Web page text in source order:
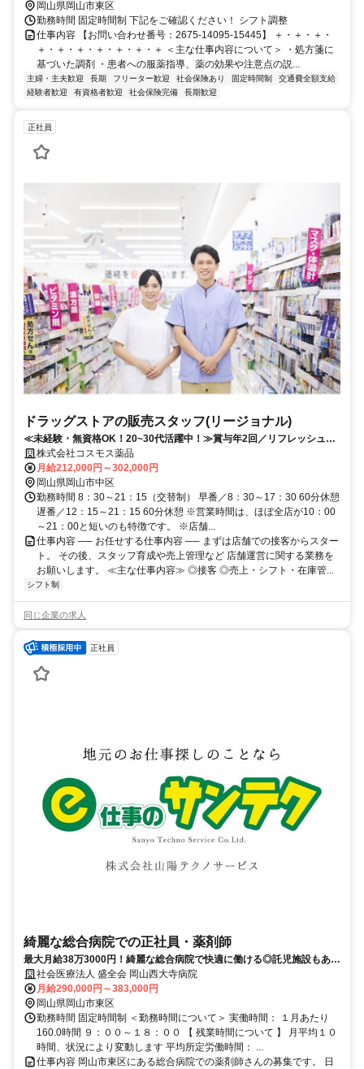
岡山県岡山市東区
勤務時間 固定時間制 下記をご確認ください！ シフト調整
仕事内容 【お問い合わせ番号：2675-14095-15445】 ＋・＋・＋・
＋・＋・＋・＋・＋・＋・＋ ＜主な仕事内容について＞ ・処方箋に
基づいた調剤 ・患者への服薬指導、薬の効果や注意点の説...
主婦・主夫歓迎 長期 フリーター歓迎 社会保険あり 固定時間制
交通費全額支給
経験者歓迎
有資格者歓迎 社会保険完備 長期歓迎
正社員
ドラッグストアの販売スタッフ(リージョナル)
≪未経験・無資格OK！20~30代活躍中！≫賞与年2回／リフレッシュ休
暇取得率100％／研修制度充実
株式会社コスモス薬品
月給212,000円～302,000円
岡山県岡山市中区
勤務時間 8：30～21：15（交替制） 早番／8：30～17：30 60分休憩
遅番／12：15～21：15 60分休憩 ※営業時間は、ほぼ全店が10：00
～21：00と短いのも特徴です。 ※店舗...
仕事内容 ── お任せする仕事内容 ── まずは店舗での接客からスター
ト。 その後、スタッフ育成や売上管理など 店舗運営に関する業務を
お願いします。 ≪主な仕事内容≫ ◎接客 ◎売上・シフト・在庫管...
シフト制
同じ企業の求人
正社員
綺麗な総合病院での正社員・薬剤師
最大月給38万3000円！綺麗な総合病院で快適に働ける◎託児施設もあり
お子さんのおられる方でも安心☆
社会医療法人 盛全会 岡山西大寺病院
月給290,000円～383,000円
岡山県岡山市東区
勤務時間 固定時間制 ＜勤務時間について＞ 実働時間： １月あたり
160.0時間 ９：００～１８：００ 【 残業時間について 】 月平均１０
時間、状況により変動します 平均所定労働時間： ...
仕事内容 岡山市東区にある総合病院での薬剤師さんの募集です。 日